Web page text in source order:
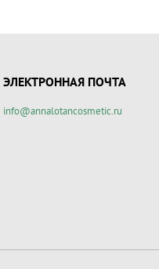
ЭЛЕКТРОННАЯ ПОЧТА
info@annalotancosmetic.ru